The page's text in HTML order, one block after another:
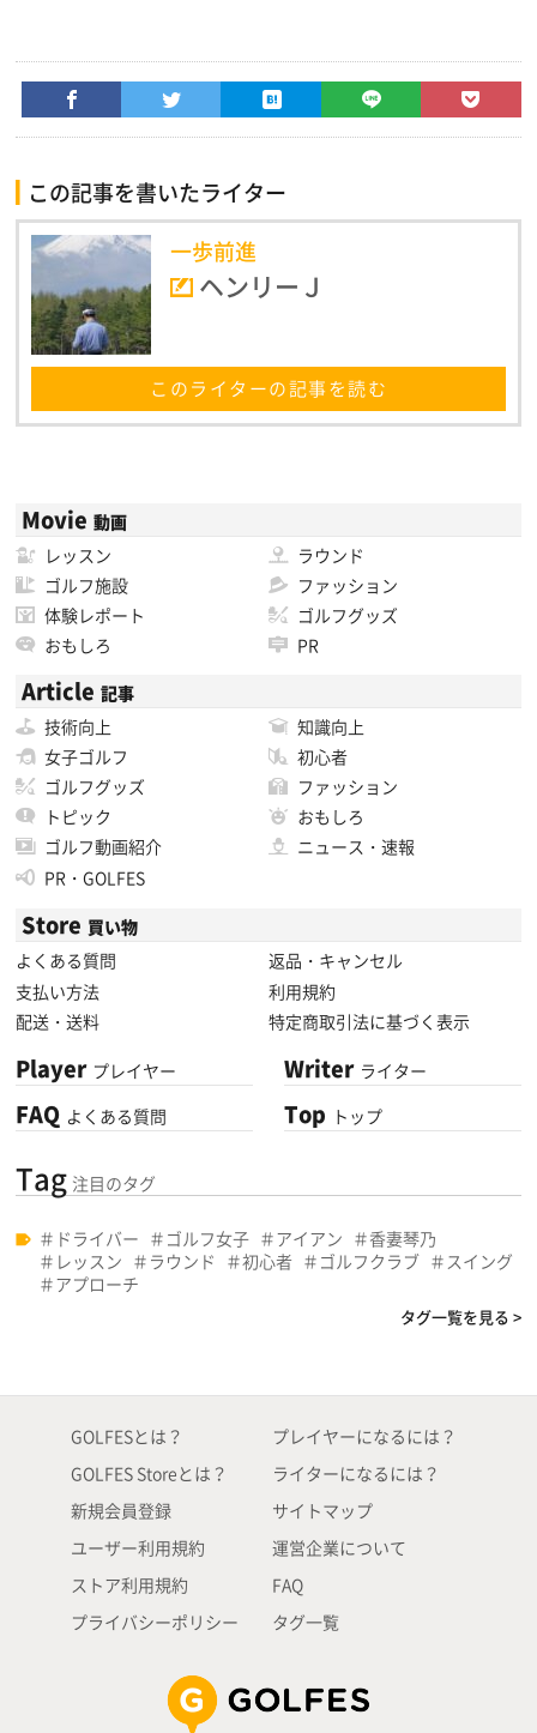
この記事を書いたライター
一歩前進
ヘンリーＪ
このライターの記事を読む
Movie 動画
レッスン
ラウンド
ゴルフ施設
ファッション
体験レポート
ゴルフグッズ
おもしろ
PR
Article 記事
技術向上
知識向上
女子ゴルフ
初心者
ゴルフグッズ
ファッション
トピック
おもしろ
ゴルフ動画紹介
ニュース・速報
PR・GOLFES
Store 買い物
よくある質問
返品・キャンセル
支払い方法
利用規約
配送・送料
特定商取引法に基づく表示
Player プレイヤー
FAQ よくある質問
Writer ライター
Top トップ
Tag 注目のタグ
ドライバー ゴルフ女子 アイアン
香妻琴乃
レッスン
ラウンド 初心者 ゴルフクラブ
スイング
アプローチ
タグ一覧を見る >
GOLFESとは？
GOLFES Storeとは？
新規会員登録
ユーザー利用規約
ストア利用規約
プライバシーポリシー
プレイヤーになるには？
ライターになるには？
サイトマップ
運営企業について
FAQ
タグ一覧